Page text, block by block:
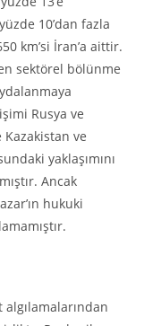
10’dan fazla
km’si İran’a aittir.
sektörel bölünme
Rusya ve
ve
yaklaşımını
Ancak
hukuki